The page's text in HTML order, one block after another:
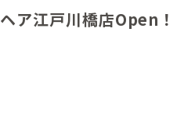
ア江戸川橋店Open！